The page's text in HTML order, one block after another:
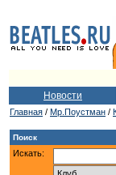
Новости
Главная / Мр.Поустман /
Поиск
Искать: